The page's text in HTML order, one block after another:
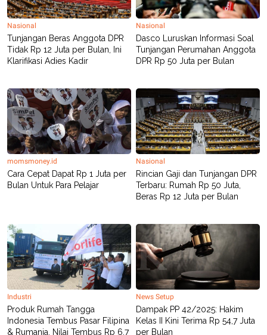
Nasional
Tunjangan Beras Anggota DPR
Tidak Rp 12 Juta per Bulan, Ini
Klarifikasi Adies Kadir
Nasional
Dasco Luruskan Informasi Soal
Tunjangan Perumahan Anggota
DPR Rp 50 Juta per Bulan
momsmoney.id
Cara Cepat Dapat Rp 1 Juta per
Bulan Untuk Para Pelajar
Nasional
Rincian Gaji dan Tunjangan DPR
Terbaru: Rumah Rp 50 Juta,
Beras Rp 12 Juta per Bulan
Industri
Produk Rumah Tangga
Indonesia Tembus Pasar Filipina
& Rumania, Nilai Tembus Rp 6,7
News Setup
Dampak PP 42/2025: Hakim
Kelas II Kini Terima Rp 54,7 Juta
per Bulan